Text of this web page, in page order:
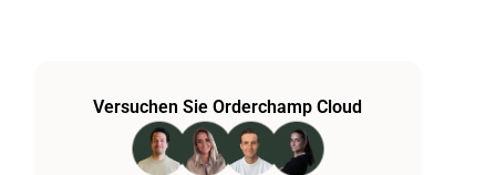
Versuchen Sie Orderchamp Cloud